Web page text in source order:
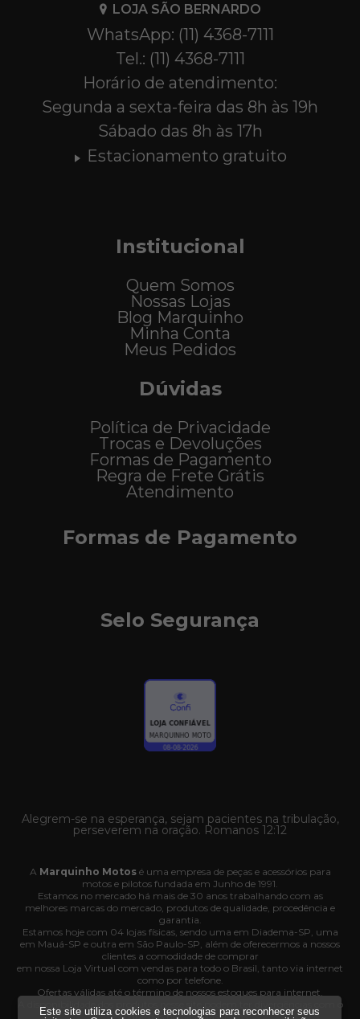
LOJA SÃO BERNARDO
WhatsApp: (11) 4368-7111
Tel.: (11) 4368-7111
Horário de atendimento:
Segunda a sexta-feira das 8h às 19h
Sábado das 8h às 17h
Estacionamento gratuito
Institucional
Quem Somos
Nossas Lojas
Blog Marquinho
Minha Conta
Meus Pedidos
Dúvidas
Política de Privacidade
Trocas e Devoluções
Formas de Pagamento
Regra de Frete Grátis
Atendimento
Formas de Pagamento
Selo Segurança
Alegrem-se na esperança, sejam pacientes na tribulação,
perseverem na oração. Romanos 12:12
A Marquinho Motosé uma empresa de peças e acessórios para
motos e pilotos fundada em Junho de 1991.
Estamos no mercado há mais de 30 anos trabalhando com as
melhores marcas do mercado, produtos de qualidade, procedência e
garantia.
Estamos hoje com 04 lojas físicas, sendo uma em Diadema-SP, uma
em Mauá-SP e outra em São Paulo-SP, além de oferecermos a nossos
clientes a comodidade de comprar
em nossa Loja Virtual com vendas para todo o Brasil, tanto via internet
como por telefone.
Ofertas válidas até o término de nossos estoques para internet.
A disponibilidade dos produtos nesse site podem ter divergências com o
estoque das nossas lojas físicas.
Este site utiliza cookies e tecnologias para reconhecer seus